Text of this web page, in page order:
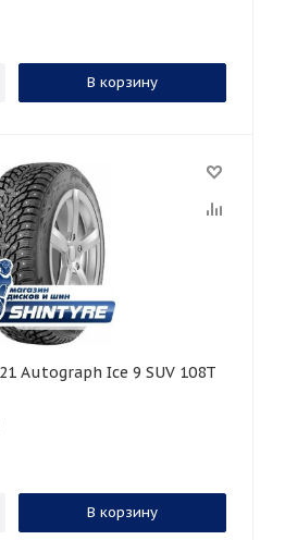
В корзину
В корзину